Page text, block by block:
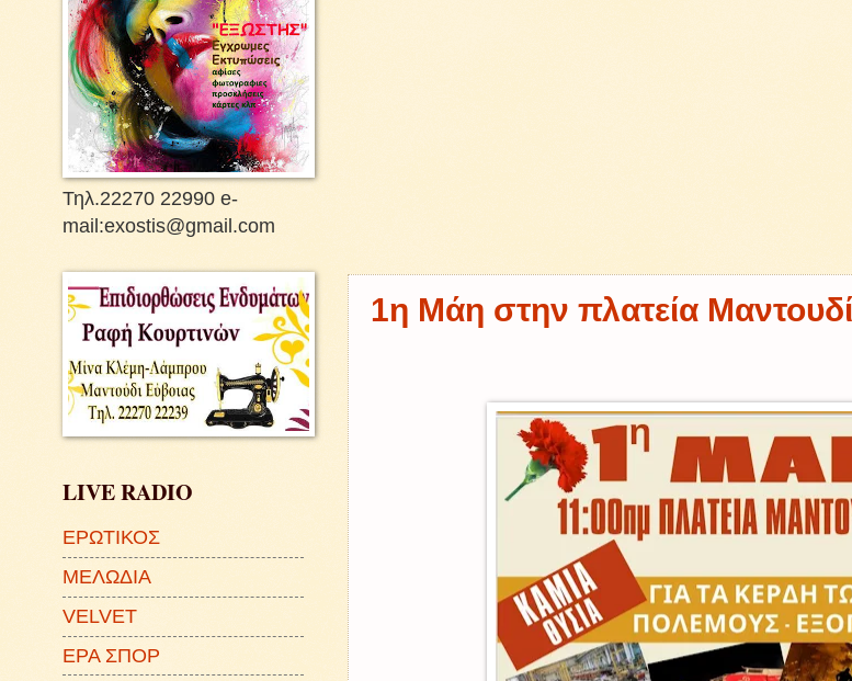
1η Μάη στην πλατεία
Τηλ.22270 22990 e-
mail:exostis@gmail.com
LIVE RADIO
ΕΡΩΤΙΚΟΣ
ΜΕΛΩΔΙΑ
VELVET
ΕΡΑ ΣΠΟΡ